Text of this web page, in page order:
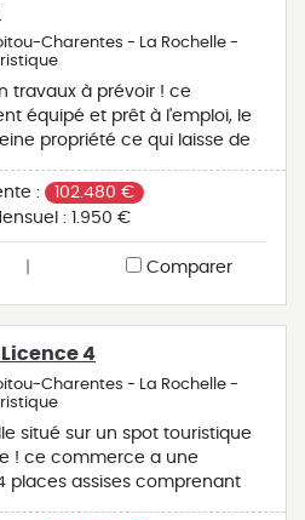
Charentes - La Rochelle -
travaux à prévoir ! ce
équipé et prêt à l'emploi, le
propriété ce qui laisse de
ca réalisé en 7,5 mois
9.000 eurosht de
également d'un espace
à accueillir votre clientèle
etablissement à taille
hebdomadaire. pas de
de travail et offrant encore
développement.
:
102.480 €
: 1.950 €
Comparer
4
Charentes - La Rochelle -
situé sur un spot touristique
! ce commerce a une
places assises comprenant